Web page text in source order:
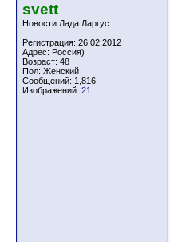
svett
Новости Лада Ларгус
Регистрация: 26.02.2012
Адрес: Россия)
Возраст: 48
Пол: Женский
Сообщений: 1,816
Изображений: 21